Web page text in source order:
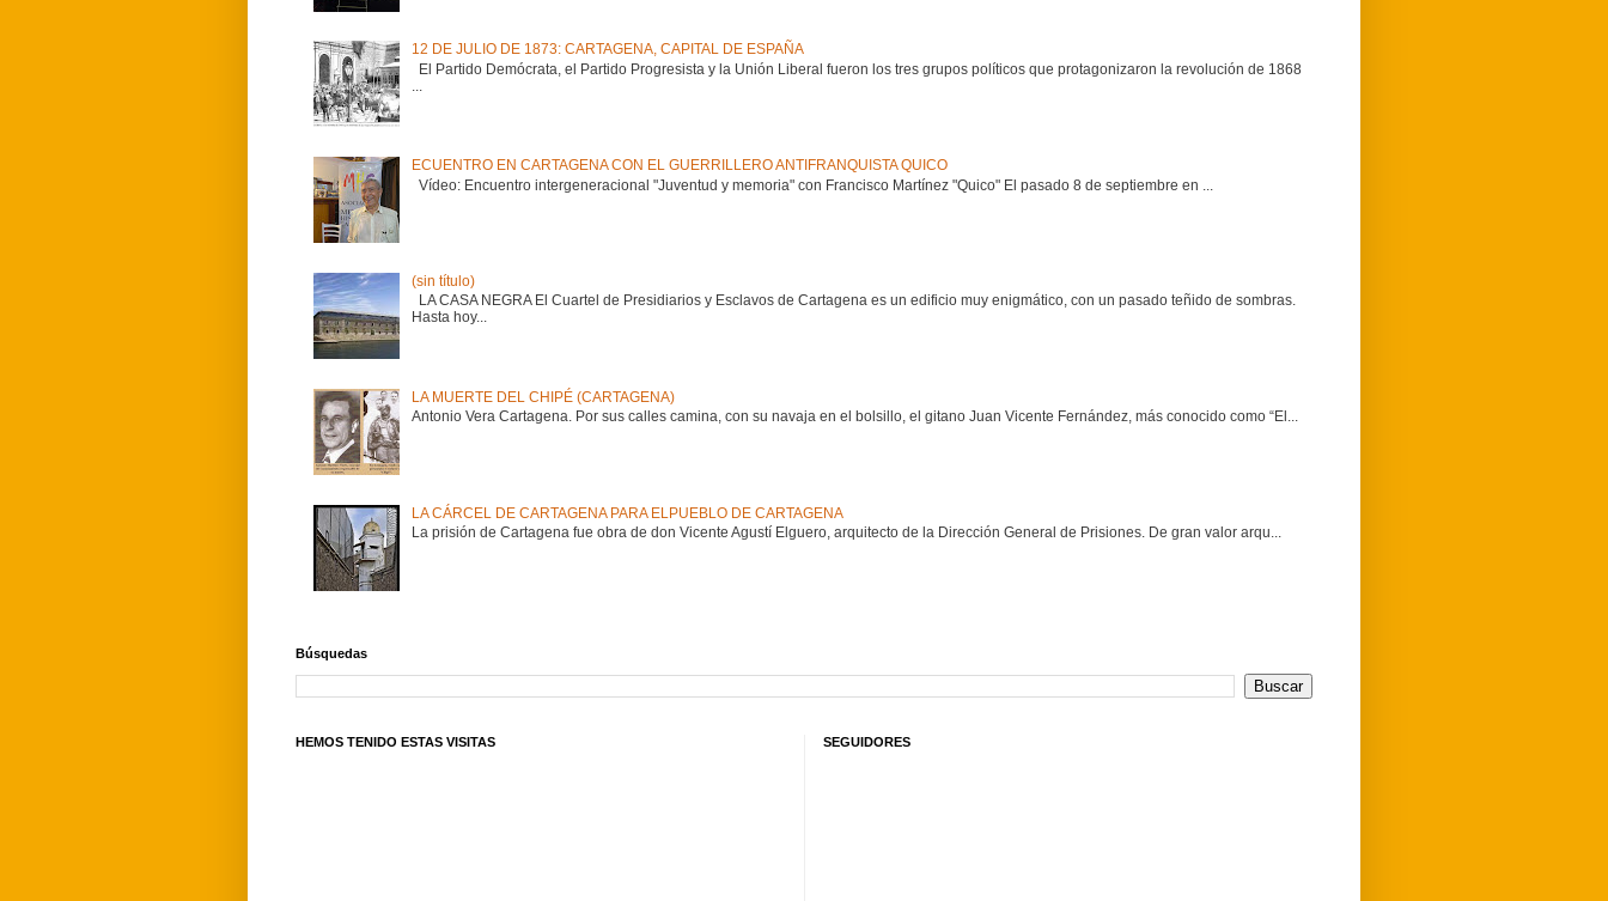
12 DE JULIO DE 1873: CARTAGENA, CAPITAL DE ESPAÑA
El Partido Demócrata, el Partido Progresista y la Unión Liberal fueron los tres grupos políticos que protagonizaron la revolución de 1868
...
ECUENTRO EN CARTAGENA CON EL GUERRILLERO ANTIFRANQUISTA QUICO
Vídeo: Encuentro intergeneracional "Juventud y memoria" con Francisco Martínez "Quico" El pasado 8 de septiembre en ...
(sin título)
LA CASA NEGRA El Cuartel de Presidiarios y Esclavos de Cartagena es un edificio muy enigmático, con un pasado teñido de sombras.
Hasta hoy...
LA MUERTE DEL CHIPÉ (CARTAGENA)
Antonio Vera Cartagena. Por sus calles camina, con su navaja en el bolsillo, el gitano Juan Vicente Fernández, más conocido como “El...
LA CÁRCEL DE CARTAGENA PARA ELPUEBLO DE CARTAGENA
La prisión de Cartagena fue obra de don Vicente Agustí Elguero, arquitecto de la Dirección General de Prisiones. De gran valor arqu...
Búsquedas
HEMOS TENIDO ESTAS VISITAS SEGUIDORES